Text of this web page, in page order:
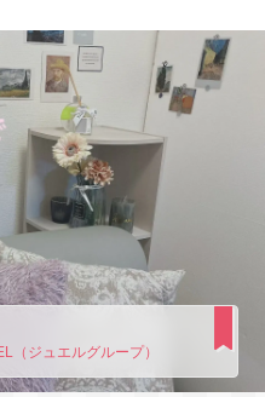
（ジュエルグループ）